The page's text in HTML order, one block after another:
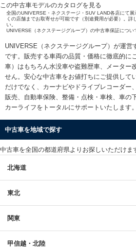
この中古車モデルのカタログを見る
全国のUNIVERSE・ネクステージ・SUV LAND各店にて
くの店舗までお取寄せが可能です（別途費用が必要）。詳
い。
UNIVERSE（ネクステージグループ）の中古車保証につ
UNIVERSE（ネクステージグループ）が運営
です。販売する車両の品質・価格に徹底的に
車）はもちろん水没車や盗難歴車、メーター
せん。安心な中古車をお値打ちにご提供して
だけでなく、カーナビやドライブレコーダー
販売、自動車保険、整備・点検・車検、車の
カーライフをトータルにサポートいたします。
中古車を地域で探す
中古車を全国の都道府県よりお探しいただけま
北海道
東北
関東
甲信越・北陸